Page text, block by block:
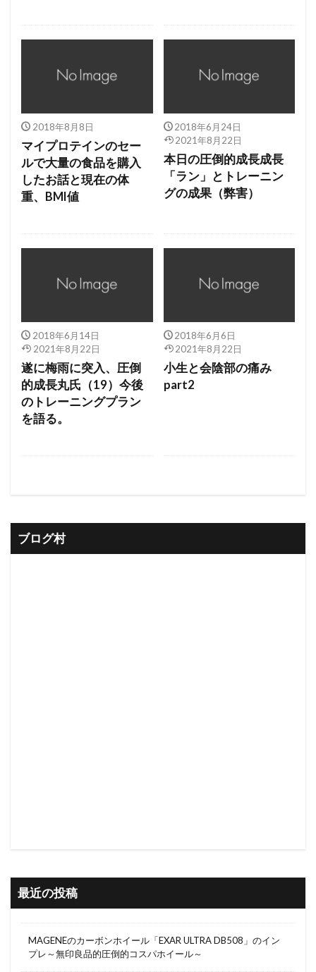
2018年8月8日
マイプロテインのセー
ルで大量の食品を購入
したお話と現在の体
重、BMI値
2018年6月24日
2021年8月22日
本日の圧倒的成長成長
「ラン」とトレーニン
グの成果（弊害）
2018年6月14日
2021年8月22日
遂に梅雨に突入、圧倒
的成長丸氏（19）今後
のトレーニングプラン
を語る。
2018年6月6日
2021年8月22日
小生と会陰部の痛み
part2
ブログ村
最近の投稿
MAGENEのカーボンホイール「EXAR ULTRA DB508」のイン
プレ～無印良品的圧倒的コスパホイール～